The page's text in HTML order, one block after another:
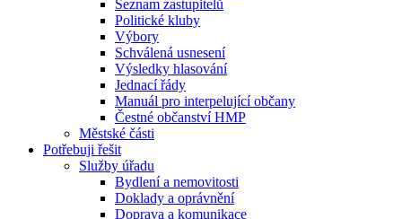
Seznam zastupitelů
Politické kluby
Výbory
Schválená usnesení
Výsledky hlasování
Jednací řády
Manuál pro interpelující občany
Čestné občanství HMP
Městské části
Potřebuji řešit
Služby úřadu
Bydlení a nemovitosti
Doklady a oprávnění
Doprava a komunikace